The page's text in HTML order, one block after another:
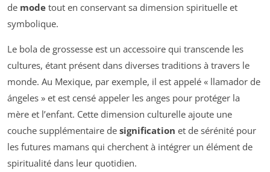
de mode tout en conservant sa dimension spirituelle et
symbolique.
Le bola de grossesse est un accessoire qui transcende les
cultures, étant présent dans diverses traditions à travers le
monde. Au Mexique, par exemple, il est appelé « llamador de
ángeles » et est censé appeler les anges pour protéger la
mère et l’enfant. Cette dimension culturelle ajoute une
couche supplémentaire de signification et de sérénité pour
les futures mamans qui cherchent à intégrer un élément de
spiritualité dans leur quotidien.